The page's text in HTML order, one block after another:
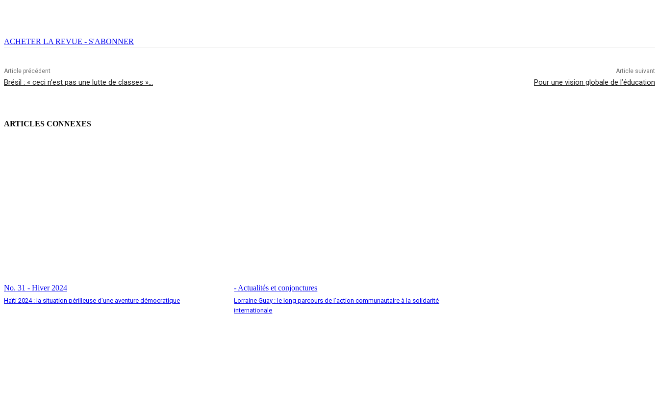
ACHETER LA REVUE - S'ABONNER
Article précédent
Brésil : « ceci n’est pas une lutte de classes »…
Article suivant
Pour une vision globale de l’éducation
ARTICLES CONNEXES
No. 31 - Hiver 2024
Haïti 2024 : la situation périlleuse d’une aventure démocratique
- Actualités et conjonctures
Lorraine Guay : le long parcours de l’action communautaire à la solidarité
internationale